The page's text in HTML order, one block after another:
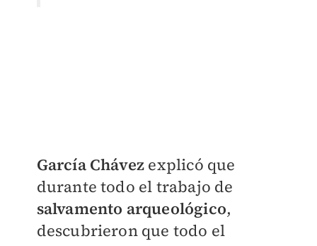
García Chávez explicó que
durante todo el trabajo de
salvamento arqueológico,
descubrieron que todo el